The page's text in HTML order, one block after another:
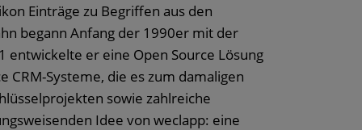
Einträge zu Begriffen aus den
begann Anfang der 1990er mit der
er eine Open Source Lösung
Systeme, die es zum damaligen
sowie zahlreiche
Idee von weclapp: eine